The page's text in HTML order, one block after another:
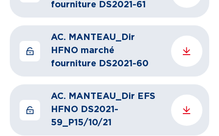
fourniture DS2021-61
AC. MANTEAU_Dir
HFNO marché
fourniture DS2021-60
AC. MANTEAU_Dir EFS
HFNO DS2021-
59_P15/10/21